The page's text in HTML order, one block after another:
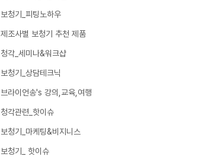
보청기_피팅노하우
제조사별 보청기 추천 제품
청각_세미나&워크샵
보청기_상담테크닉
브라이언송's 강의,교육,여행
청각관련_핫이슈
보청기_마케팅&비지니스
보청기_ 핫이슈